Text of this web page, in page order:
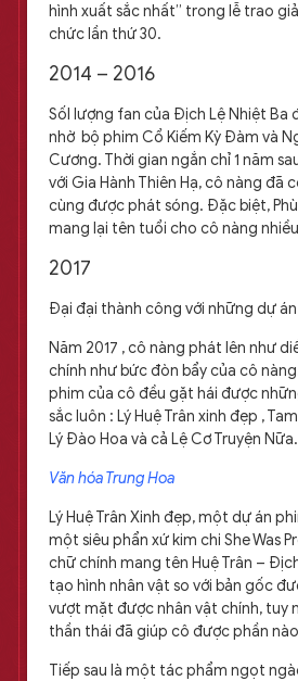
hình xuất sắc nhất” trong lễ trao
chức lần thứ 30.
2014 – 2016
Sốl lượng fan của Địch Lệ Nhiệt
nhờ bộ phim Cổ Kiếm Kỳ Đàm và
Cương. Thời gian ngắn chỉ 1 năm
với Gia Hành Thiên Hạ, cô nàng đã
cùng được phát sóng. Đặc biệt,
mang lại tên tuổi cho cô nàng
2017
Đại đại thành công với những dự
Năm 2017 , cô nàng phát lên như
chính như bức đòn bẩy của cô
phim của cô đều gặt hái được
sắc luôn : Lý Huệ Trân xinh đẹp ,
Lý Đào Hoa và cả Lệ Cơ Truyện Nữa.
Văn hóa Trung Hoa
Lý Huệ Trân Xinh đẹp, một dự án
một siêu phẩn xứ kim chi She Was
chữ chính mang tên Huệ Trân –
tạo hình nhân vật so với bản gốc
vượt mặt được nhân vật chính, tuy
thần thái đã giúp cô được phần
Tiếp sau là một tác phẩm ngọt